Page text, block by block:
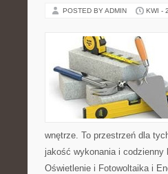
POSTED BY ADMIN KWI -
wnętrze. To przestrzeń dla
jakość wykonania i
Oświetlenie i Fotowoltaika i